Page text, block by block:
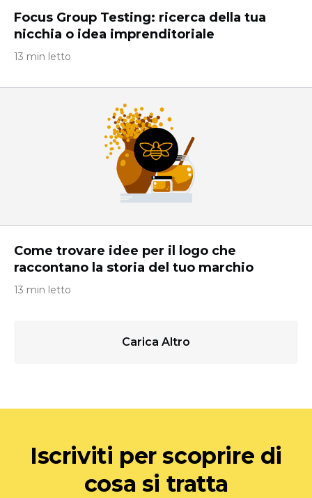
Focus Group Testing: ricerca della tua
nicchia o idea imprenditoriale
13 min letto
Come trovare idee per il logo che
raccontano la storia del tuo marchio
13 min letto
Carica Altro
Iscriviti per scoprire di
cosa si tratta